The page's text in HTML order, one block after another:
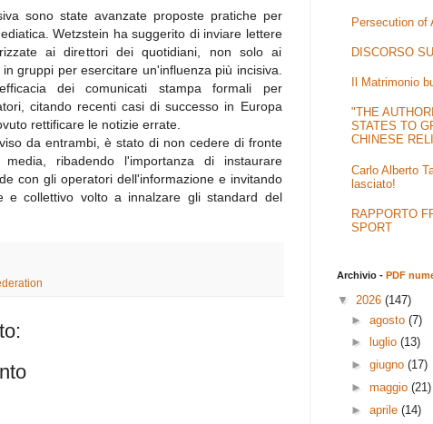
sono state avanzate proposte pratiche per
Wetzstein ha suggerito di inviare lettere
ai direttori dei quotidiani, non solo ai
gruppi per esercitare un'influenza più incisiva.
dei comunicati stampa formali per
citando recenti casi di successo in Europa
rettificare le notizie errate.
da entrambi, è stato di non cedere di fronte
ribadendo l'importanza di instaurare
con gli operatori dell'informazione e invitando
e collettivo volto a innalzare gli standard del
Persecution of
DISCORSO
Il Matrimonio
"THE
STATES TO
CHINESE
Carlo Alberto
lasciato!
RAPPORTO
SPORT
Archivio - PDF
▼ 2026 (147)
►agosto(7)
►
luglio(13)
►giugno(17)
►maggio(21)
►aprile(14)